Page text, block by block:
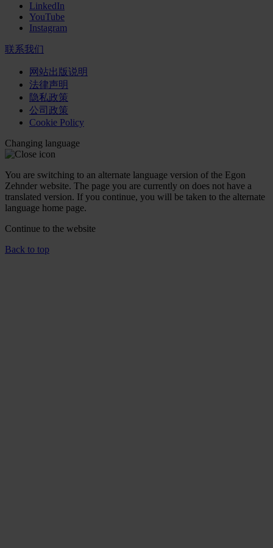
LinkedIn
YouTube
Instagram
联系我们
网站出版说明
法律声明
隐私政策
公司政策
Cookie Policy
Changing language
You are switching to an alternate language version of the Egon
Zehnder website. The page you are currently on does not have a
translated version. If you continue, you will be taken to the alternate
language home page.
Continue to the website
Back to top